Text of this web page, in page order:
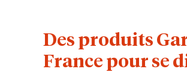
Des produits
France pour se